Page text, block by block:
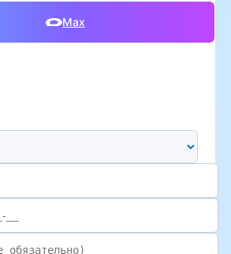
Max
способ связи